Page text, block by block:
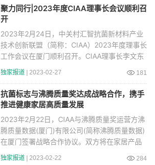
聚力同行|2023年度CIAA理事长会议顺利召
开
2023年2月24日，中关村汇智抗菌新材料产业
技术创新联盟（简称：CIAA）2023年度理事长
工作会议在厦门顺利召开。CIAA理事长李文东
先生、常务
独家报道 | 2023-02-27 181
抗菌标志与沸腾质量奖达成战略合作，携手
推进健康家居高质量发展
2023年2月22日，CIAA与沸腾质量奖运营方沸
腾质量数据(厦门)有限公司(简称沸腾质量数据)
在厦门签署战略合作协议。双方将在家居产品
抗菌测评
独家报道 | 2023-02-22 284